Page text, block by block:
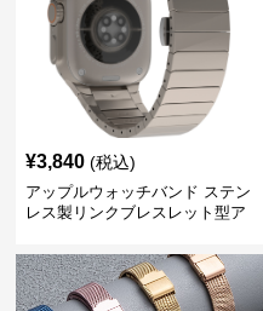
¥3,840 (税込)
アップルウォッチバンド ステン
レス製リンクブレスレット型ア